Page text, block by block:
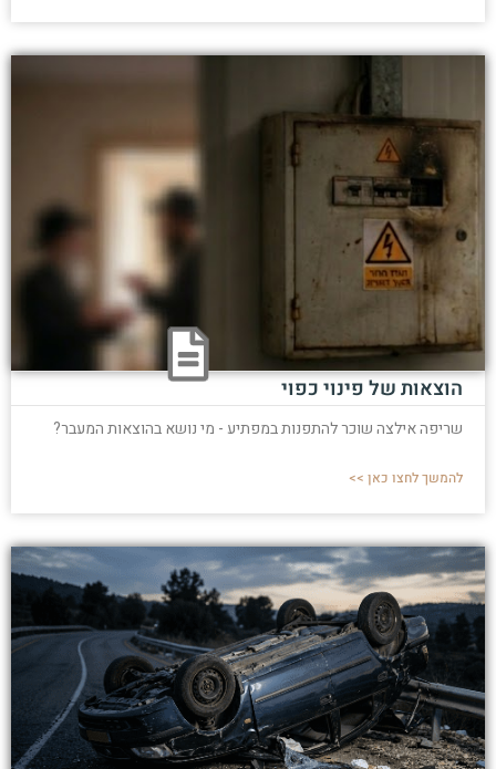
הוצאות של פינוי כפוי
שריפה אילצה שוכר להתפנות במפתיע - מי נושא בהוצאות המעבר?
להמשך לחצו כאן >>